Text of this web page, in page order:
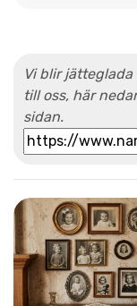
Vi blir
till oss, här
sidan.